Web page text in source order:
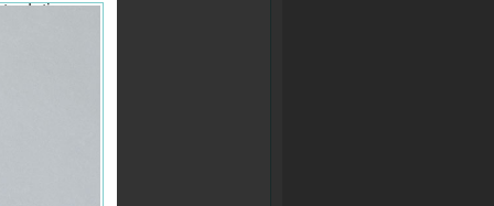
dati,
per